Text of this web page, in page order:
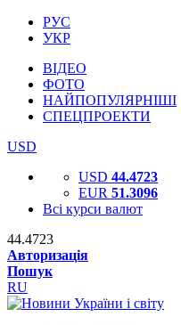
РУС
УКР
ВІДЕО
ФОТО
НАЙПОПУЛЯРНІШІ
СПЕЦПРОЕКТИ
USD
USD 44.4723
EUR 51.3096
Всі курси валют
44.4723
Авторизація
Пошук
RU